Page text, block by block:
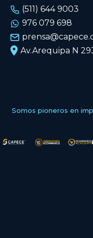
(511) 644 9003
976 079 698
Av.Arequipa N
Somos pioneros en